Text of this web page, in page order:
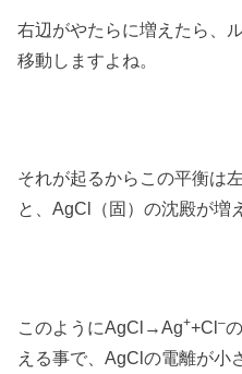
右辺がやたらに増えたら、
移動しますよね。
それが起るからこの平衡は
と、AgCl（固）の沈殿が増
このようにAgCl→Ag++Cl–
える事で、AgClの電離が小